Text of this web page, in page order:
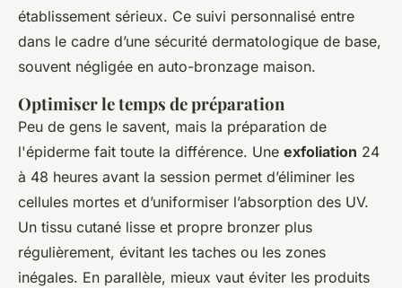
établissement sérieux. Ce suivi personnalisé entre
dans le cadre d’une sécurité dermatologique de base,
souvent négligée en auto-bronzage maison.
Optimiser le temps de préparation
Peu de gens le savent, mais la préparation de
l'épiderme fait toute la différence. Une exfoliation 24
à 48 heures avant la session permet d’éliminer les
cellules mortes et d’uniformiser l’absorption des UV.
Un tissu cutané lisse et propre bronzer plus
régulièrement, évitant les taches ou les zones
inégales. En parallèle, mieux vaut éviter les produits